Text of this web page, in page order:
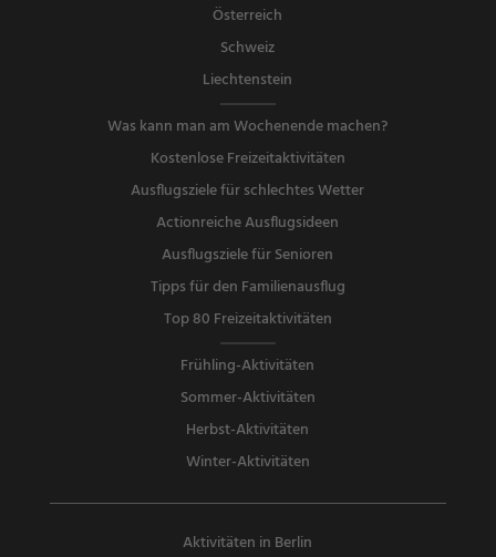
Österreich
Schweiz
Liechtenstein
Was kann man am Wochenende machen?
Kostenlose Freizeitaktivitäten
Ausflugsziele für schlechtes Wetter
Actionreiche Ausflugsideen
Ausflugsziele für Senioren
Tipps für den Familienausflug
Top 80 Freizeitaktivitäten
Frühling-Aktivitäten
Sommer-Aktivitäten
Herbst-Aktivitäten
Winter-Aktivitäten
Aktivitäten in Berlin